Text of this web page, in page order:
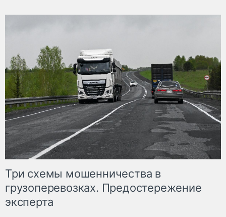
Три схемы мошенничества в
грузоперевозках. Предостережение
эксперта